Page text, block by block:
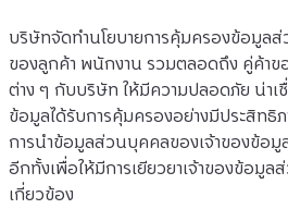
บริษัทจัดทำนโยบายการคุ้มครองข้อมูล
ของลูกค้า พนักงาน รวมตลอดถึง คู่ค้าข
ต่าง ๆ กับบริษัท ให้มีความปลอดภัย น่าเ
ข้อมูลได้รับการคุ้มครองอย่างมีประสิทธิ
การนำข้อมูลส่วนบุคคลของเจ้าของข้อมู
อีกทั้งเพื่อให้มีการเยียวยาเจ้าของข้อมู
เกี่ยวข้อง